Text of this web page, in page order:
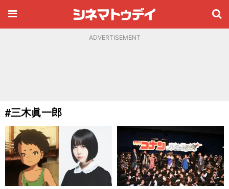
ADVERTISEMENT
#三木眞一郎